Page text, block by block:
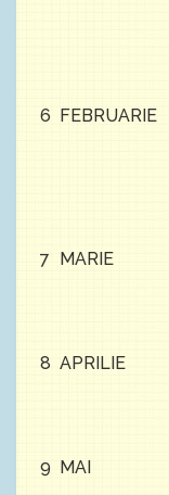
6 FEBRUARIE
7 MARIE
8 APRILIE
9 MAI